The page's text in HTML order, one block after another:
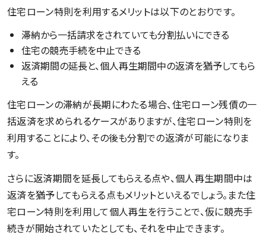
住宅ローン特則を利用するメリットは以下のとおりです。
滞納から一括請求をされていても分割払いにできる
住宅の競売手続を中止できる
返済期間の延長と、個人再生期間中の返済を猶予してもら
える
住宅ローンの滞納が長期にわたる場合、住宅ローン残債の一
括返済を求められるケースがありますが、住宅ローン特則を
利用することにより、その後も分割での返済が可能になりま
す。
さらに返済期間を延長してもらえる点や、個人再生期間中は
返済を猶予してもらえる点もメリットといえるでしょう。また住
宅ローン特則を利用して個人再生を行うことで、仮に競売手
続きが開始されていたとしても、それを中止できます。